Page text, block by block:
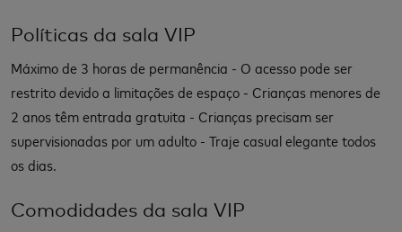
Políticas da sala VIP
Máximo de 3 horas de permanência - O acesso pode ser
restrito devido a limitações de espaço - Crianças menores de
2 anos têm entrada gratuita - Crianças precisam ser
supervisionadas por um adulto - Traje casual elegante todos
os dias.
Comodidades da sala VIP